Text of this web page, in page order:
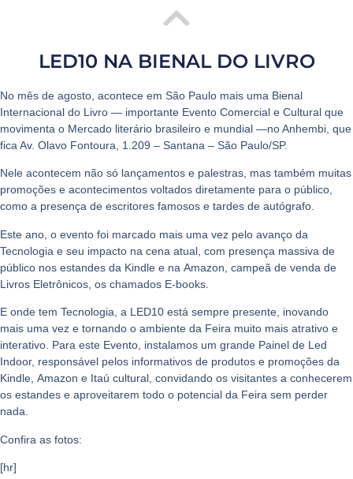
LED10 NA BIENAL DO LIVRO
No mês de agosto, acontece em São Paulo mais uma Bienal
Internacional do Livro — importante Evento Comercial e Cultural que
movimenta o Mercado literário brasileiro e mundial —no Anhembi, que
fica Av. Olavo Fontoura, 1.209 – Santana – São Paulo/SP.
Nele acontecem não só lançamentos e palestras, mas também muitas
promoções e acontecimentos voltados diretamente para o público,
como a presença de escritores famosos e tardes de autógrafo.
Este ano, o evento foi marcado mais uma vez pelo avanço da
Tecnologia e seu impacto na cena atual, com presença massiva de
público nos estandes da Kindle e na Amazon , campeã de venda de
Livros Eletrônicos , os chamados E-books
E onde tem Tecnologia, a LED10 está sempre presente, inovando
mais uma vez e tornando o ambiente da Feira muito mais atrativo e
interativo. Para este Evento, instalamos um grande Painel de Led
Indoor, responsável pelos informativos de produtos e promoções da
Kindle, Amazon e Itaú cultural, convidando os visitantes a conhecerem
os estandes e aproveitarem todo o potencial da Feira sem perder
nada.
Confira as fotos:
[hr]